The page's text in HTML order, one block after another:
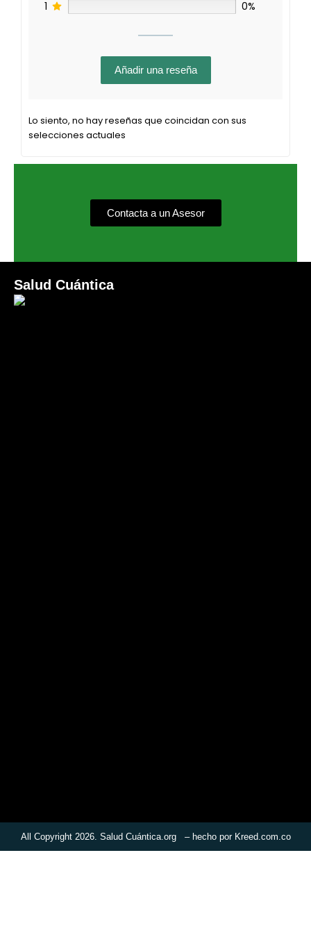
1 0%
Añadir una reseña
Lo siento, no hay reseñas que coincidan con sus
selecciones actuales
Contacta a un Asesor
Salud Cuántica
All Copyright 2026. Salud Cuántica.org – hecho por Kreed.com.co